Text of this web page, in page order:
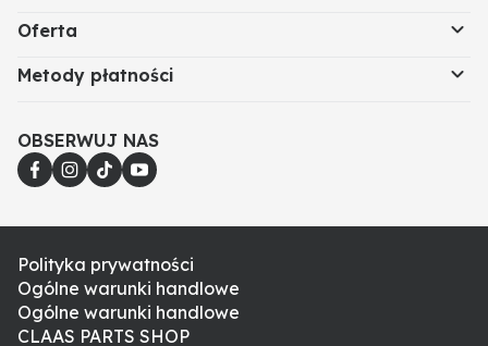
Oferta
Metody płatności
OBSERWUJ NAS
Polityka prywatności
Ogólne warunki handlowe
Ogólne warunki handlowe
CLAAS PARTS SHOP